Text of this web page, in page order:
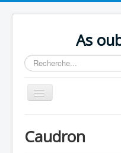
As
Rechercher
Basculer
la
Chronologie
Caudron